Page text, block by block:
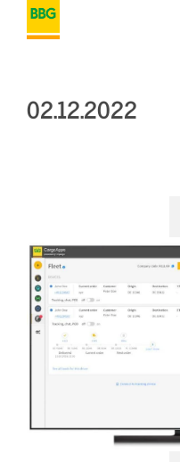
02.12.2022